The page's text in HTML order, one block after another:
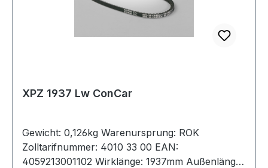
XPZ 1937 Lw ConCar
Gewicht: 0,126kg Warenursprung: ROK
Zolltarifnummer: 4010 33 00 EAN:
4059213001102 Wirklänge: 1937mm Außenlänge